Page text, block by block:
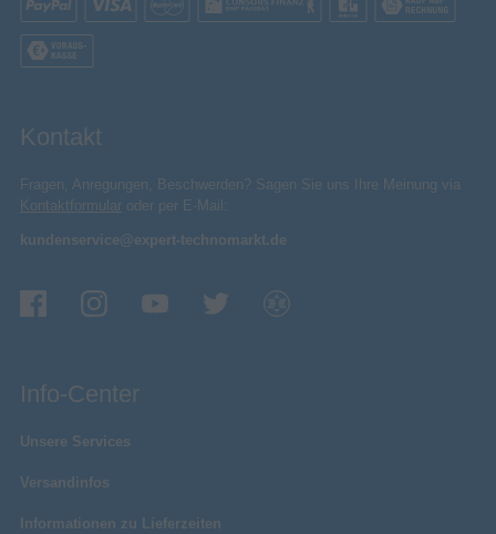
Kontakt
Fragen, Anregungen, Beschwerden? Sagen Sie uns Ihre Meinung via
Kontaktformular oder per E-Mail:
kundenservice@expert-technomarkt.de
Info-Center
Unsere Services
Versandinfos
Informationen zu Lieferzeiten